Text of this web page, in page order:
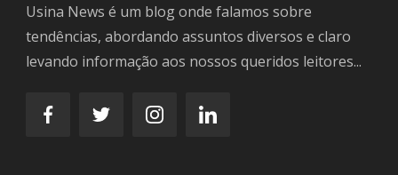
Usina News é um blog onde falamos sobre
tendências, abordando assuntos diversos e claro
levando informação aos nossos queridos leitores...